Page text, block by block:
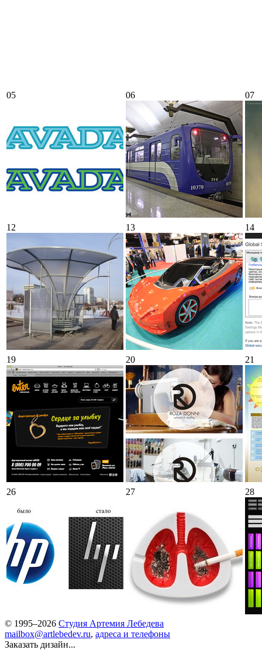
05 06 07
12 13 14
19 20 21
26 27 28
© 1995–2026 Студия Артемия Лебедева
mailbox@artlebedev.ru, адреса и телефоны
Заказать дизайн...